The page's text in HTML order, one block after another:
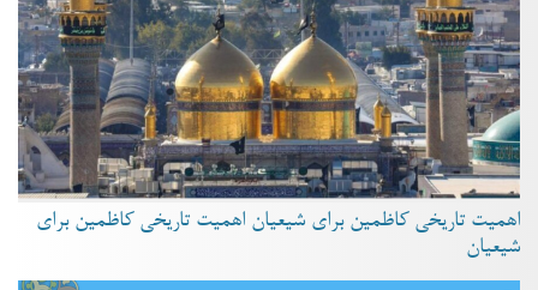
اهمیت تاریخی کاظمین برای شیعیان اهمیت تاریخی کاظمین برای
شیعیان